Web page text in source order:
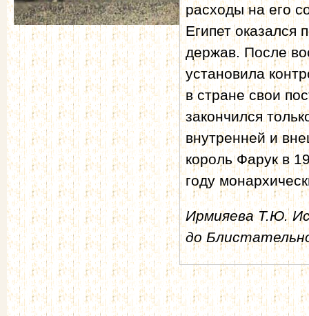
расходы на его
Египет оказался
держав. После
установила
в стране свои
закончился
внутренней и
король Фарук в
году
Ирмияева Т.Ю.
до